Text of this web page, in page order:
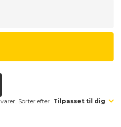
varer. Sorter efter Tilpasset til dig